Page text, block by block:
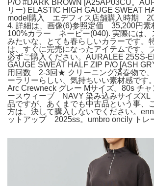
P/O #DARK BROWN [A25AP03CU。
リー) ELASTIC HIGH GAUGE SWEAT
model購入 エデフィス店舗購入時期
4. 詳細は、画像(6)参照定価 35,200円
100%カラー ネービー(040). 実際には、
みたいな、とても春らしいカラーです。
は、すぐに完売になったアイテムです。
必ずご購入ください。AURALEE 25SS-
GAUGE SWEAT HALF ZIP P/O [ASH
用回数 2-3回★ クリーニング済春物で
ーラリーらしい、気持ちいい素材感です
Arc Crewneck グレー Mサイズ。80s チ
ースウィーブ NAVY 染み込みサイズXL
品ですが、あくまでも中古品という事、
方は、決して購入しないでください。
ットアップ 2025ss。umbro oncily トレ